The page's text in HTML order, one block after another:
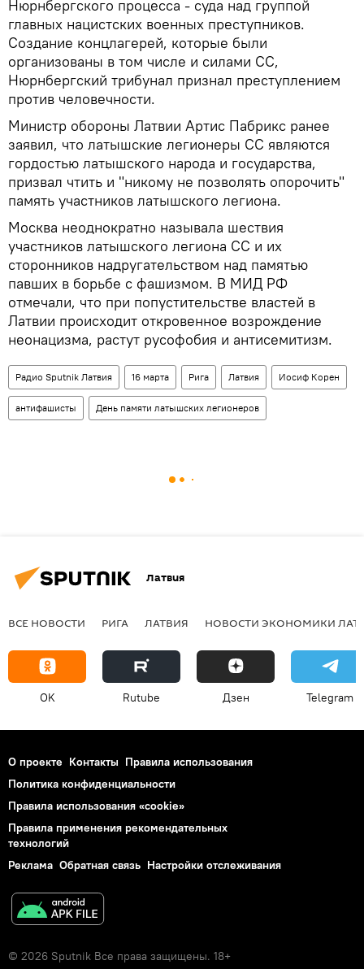
Нюрнбергского процесса - суда над группой
главных нацистских военных преступников.
Создание концлагерей, которые были
организованы в том числе и силами СС,
Нюрнбергский трибунал признал преступлением
против человечности.
Министр обороны Латвии Артис Пабрикс ранее
заявил, что латышские легионеры СС являются
гордостью латышского народа и государства,
призвал чтить и "никому не позволять опорочить"
память участников латышского легиона.
Москва неоднократно называла шествия
участников латышского легиона СС и их
сторонников надругательством над памятью
павших в борьбе с фашизмом. В МИД РФ
отмечали, что при попустительстве властей в
Латвии происходит откровенное возрождение
неонацизма, растут русофобия и антисемитизм.
Радио Sputnik Латвия 16 марта Рига Латвия Иосиф Корен
антифашисты День памяти латышских легионеров
Латвия
ВСЕ НОВОСТИ РИГА ЛАТВИЯ НОВОСТИ ЭКОНОМИКИ
OK Rutube Дзен Telegram
О проекте Контакты Правила использования
Политика конфиденциальности
Правила использования «cookie»
Правила применения рекомендательных
технологий
Реклама Обратная связь Настройки отслеживания
© 2026 Sputnik Все права защищены. 18+